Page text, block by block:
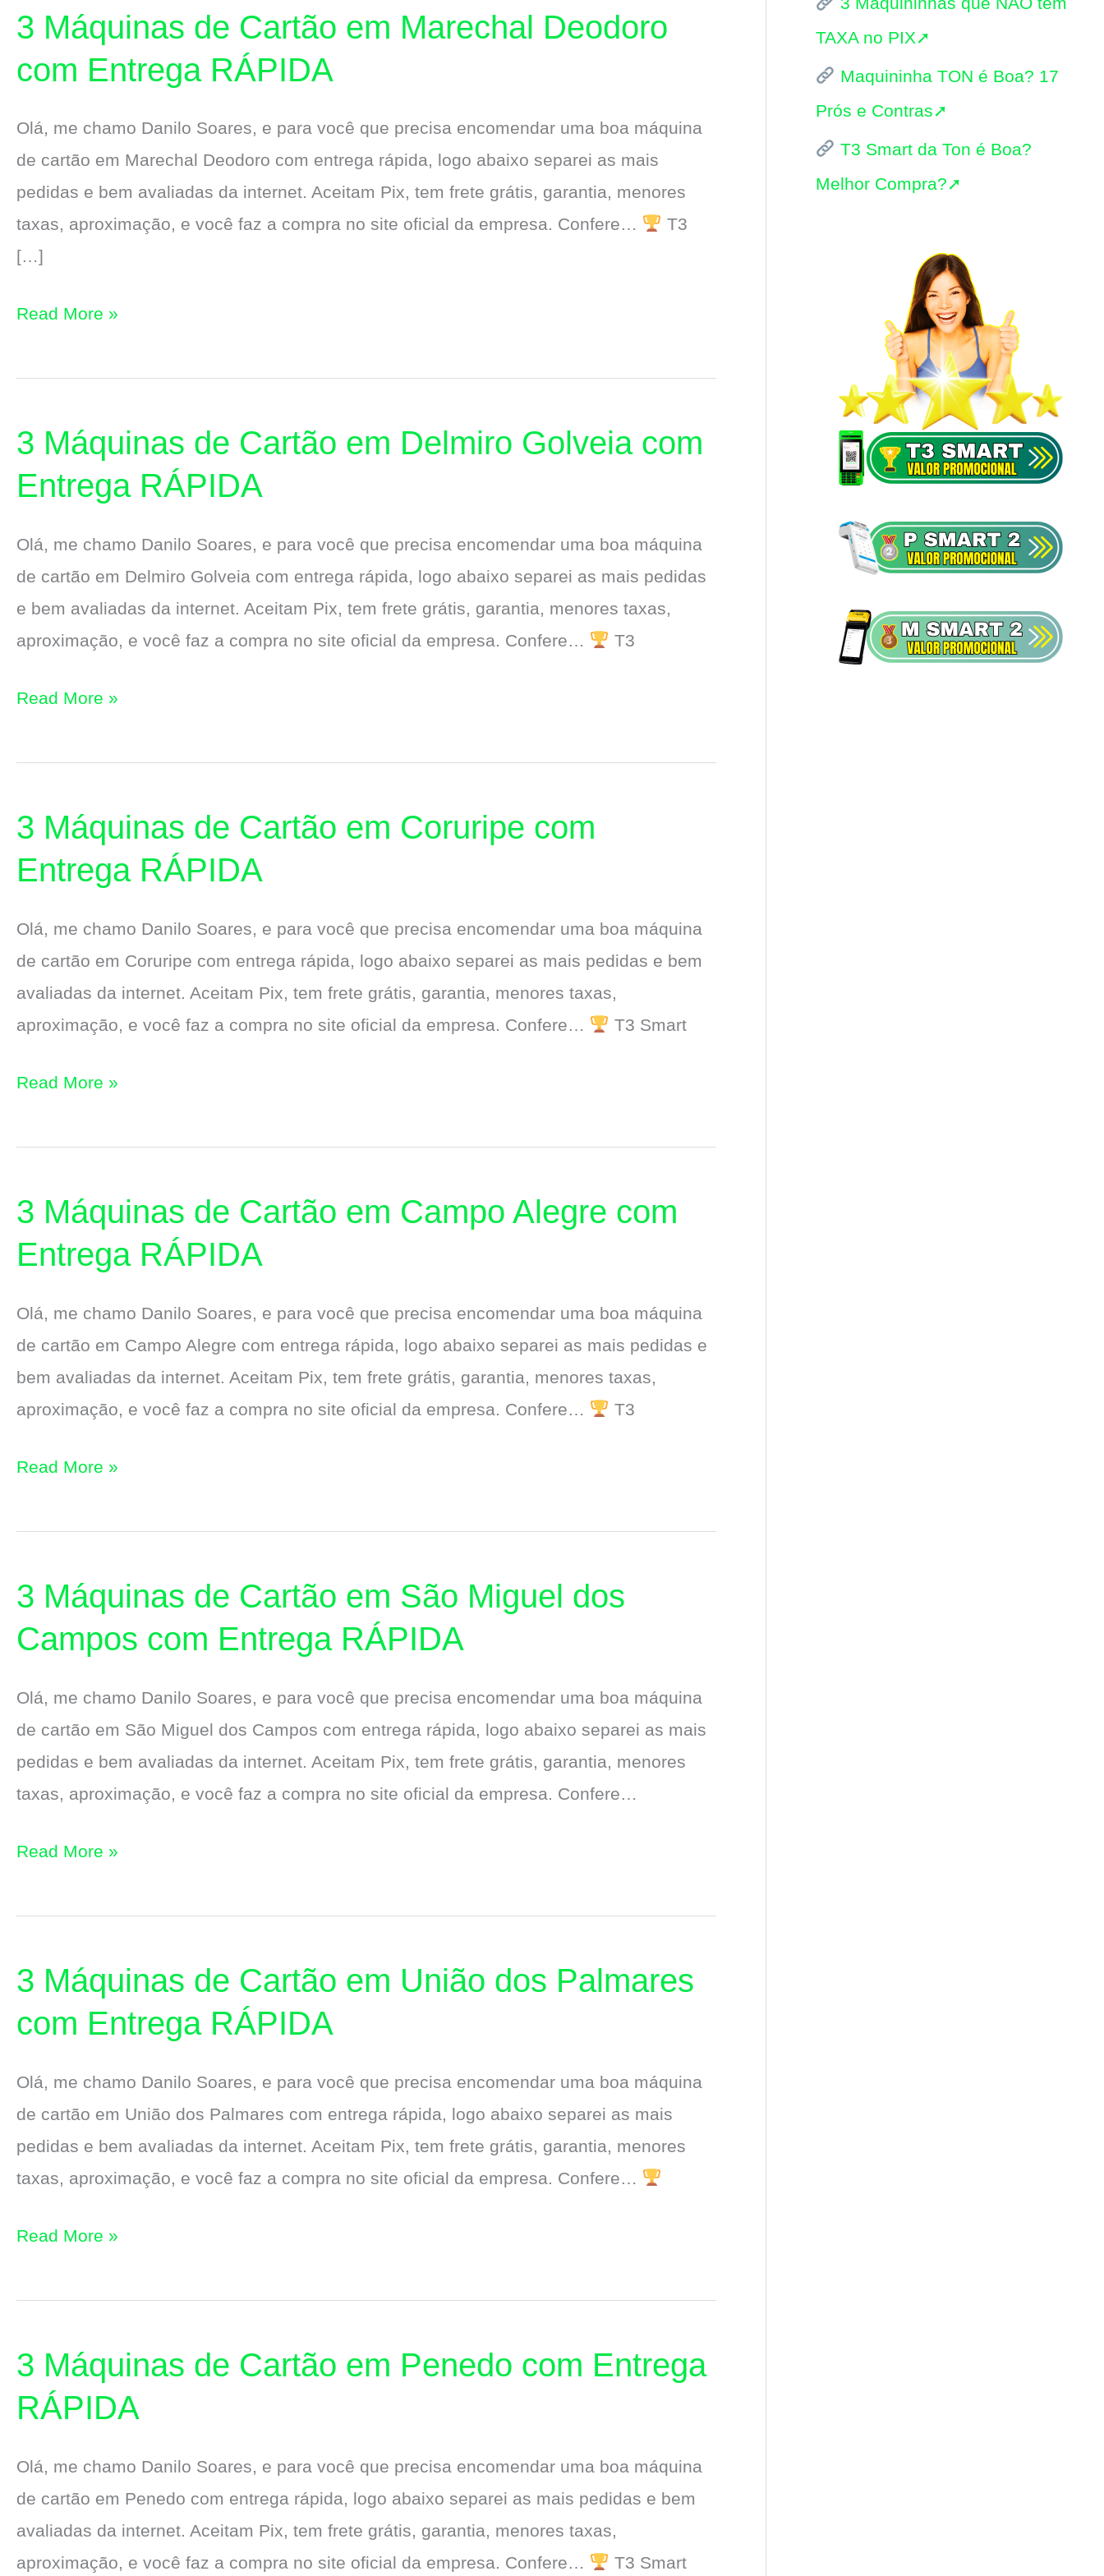
3 Máquinas de Cartão em Marechal Deodoro
com Entrega RÁPIDA
Olá, me chamo Danilo Soares, e para você que precisa encomendar uma boa máquina
de cartão em Marechal Deodoro com entrega rápida, logo abaixo separei as mais
pedidas e bem avaliadas da internet. Aceitam Pix, tem frete grátis, garantia, menores
taxas, aproximação, e você faz a compra no site oficial da empresa. Confere…
T3
[…]
3
de
em
Marechal
com
Entrega
RÁPIDA
Read More »
3 Máquinas de Cartão em Delmiro Golveia com
Entrega RÁPIDA
Olá, me chamo Danilo Soares, e para você que precisa encomendar uma boa máquina
de cartão em Delmiro Golveia com entrega rápida, logo abaixo separei as mais pedidas
e bem avaliadas da internet. Aceitam Pix, tem frete grátis, garantia, menores taxas,
aproximação, e você faz a compra no site oficial da empresa. Confere…
T3
3
de
em
Delmiro
com
Entrega
RÁPIDA
Read More »
3 Máquinas de Cartão em Coruripe com
Entrega RÁPIDA
Olá, me chamo Danilo Soares, e para você que precisa encomendar uma boa máquina
de cartão em Coruripe com entrega rápida, logo abaixo separei as mais pedidas e bem
avaliadas da internet. Aceitam Pix, tem frete grátis, garantia, menores taxas,
aproximação, e você faz a compra no site oficial da empresa. Confere…
T3 Smart
3
de
em
Coruripe
Entrega
RÁPIDA
Read More »
3 Máquinas de Cartão em Campo Alegre com
Entrega RÁPIDA
Olá, me chamo Danilo Soares, e para você que precisa encomendar uma boa máquina
de cartão em Campo Alegre com entrega rápida, logo abaixo separei as mais pedidas e
bem avaliadas da internet. Aceitam Pix, tem frete grátis, garantia, menores taxas,
aproximação, e você faz a compra no site oficial da empresa. Confere…
T3
3
de
em
Campo
com
Entrega
RÁPIDA
Read More »
3 Máquinas de Cartão em São Miguel dos
Campos com Entrega RÁPIDA
Olá, me chamo Danilo Soares, e para você que precisa encomendar uma boa máquina
de cartão em São Miguel dos Campos com entrega rápida, logo abaixo separei as mais
pedidas e bem avaliadas da internet. Aceitam Pix, tem frete grátis, garantia, menores
taxas, aproximação, e você faz a compra no site oficial da empresa. Confere…
3
de
em
dos
Campos
com
Entrega
Read More »
3 Máquinas de Cartão em União dos Palmares
com Entrega RÁPIDA
Olá, me chamo Danilo Soares, e para você que precisa encomendar uma boa máquina
de cartão em União dos Palmares com entrega rápida, logo abaixo separei as mais
pedidas e bem avaliadas da internet. Aceitam Pix, tem frete grátis, garantia, menores
taxas, aproximação, e você faz a compra no site oficial da empresa. Confere…
3
de
em
União
Palmares
com
Entrega
RÁPIDA
Read More »
3 Máquinas de Cartão em Penedo com Entrega
RÁPIDA
Olá, me chamo Danilo Soares, e para você que precisa encomendar uma boa máquina
de cartão em Penedo com entrega rápida, logo abaixo separei as mais pedidas e bem
avaliadas da internet. Aceitam Pix, tem frete grátis, garantia, menores taxas,
aproximação, e você faz a compra no site oficial da empresa. Confere…
T3 Smart
i
s
a
r
p
o
TAXA no PIX➚
Maquininha TON é Boa? 17
Prós e Contras➚
T3 Smart da Ton é Boa?
Melhor Compra?➚